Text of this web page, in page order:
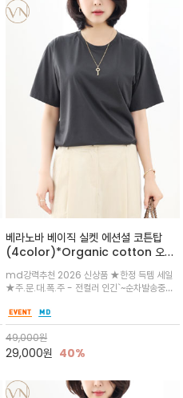
베라노바 베이직 실켓 에션셜 코튼탑
(4color)*Organic cotton 오가
닉 코튼 100% 세련되고 기본 컬러 웨이
로 실켓 베이직 코튼으로 은은한 광택과
매끄러운 터치감
md강력추천 2026 신상품 ★한정 득템 세일
★주.문.대.폭.주 - 전컬러 인긴`~순차발송중
떨어지는 핏으로, 단독 착용 시에도 꾸안꾸(꾸민
듯 안 꾸민 듯) 에센셜 무드를 연출하세요
49,000원
29,000원 40%